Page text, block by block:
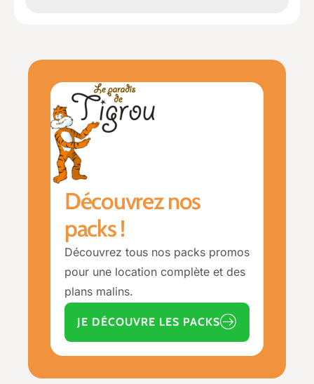
Découvrez nos
packs !
Découvrez tous nos packs promos
pour une location complète et des
plans malins.
JE DÉCOUVRE LES PACKS